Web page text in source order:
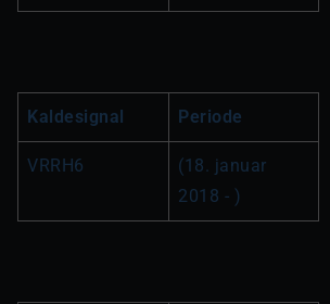
Kaldesignal Periode
VRRH6
(18. januar
2018 - )